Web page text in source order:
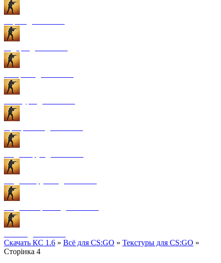
Скачать КС 1.6 » Всё для CS:GO » Текстуры для CS:GO »
Сторінка 4